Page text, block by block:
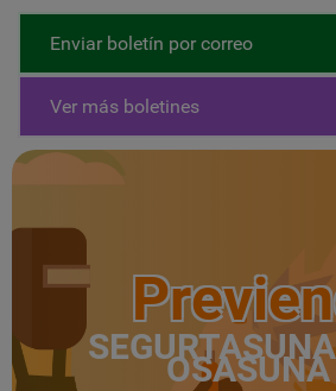
Enviar boletín por correo
Ver más boletines
OSASUNA